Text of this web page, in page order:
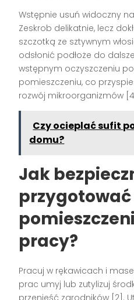
Wstępnie usuń widoczny
Zeskrob delikatnie, lecz
szczotką ze sztywnym
odsłonić podłoże do
wstępnym oczyszczeniu
pomieszczeniu, co
rozwój mikroorganizmów
Czy ocieplać sufit
domu?
Jak
przygotować
pracy?
Pracuj w rękawicach i
prac umyj lub zutylizuj